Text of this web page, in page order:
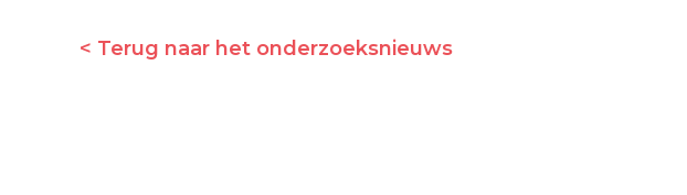
< Terug naar het onderzoeksnieuws